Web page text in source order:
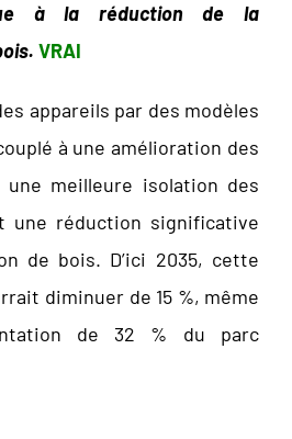
à la réduction de la
VRAI
appareils par des modèles
à une amélioration des
meilleure isolation des
une réduction significative
de bois. D’ici 2035, cette
diminuer de 15 %, même
de 32 % du parc